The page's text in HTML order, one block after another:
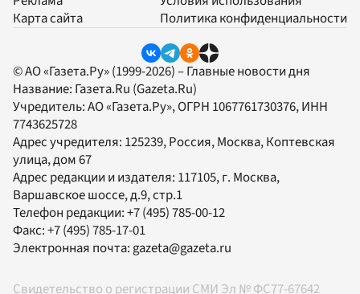
Карта сайта
Политика конфиденциальности
© АО «Газета.Ру» (1999-2026) – Главные новости дня
Название: Газета.Ru (Gazeta.Ru)
Учредитель:АО «Газета.Ру», ОГРН 1067761730376, ИНН
7743625728
Адрес учредителя: 125239, Россия, Москва, Коптевская
улица, дом 67
Адрес редакции и издателя: 117105, г. Москва,
Варшавское шоссе, д.9, стр.1
Телефон редакции:+7 (495) 785-00-12
Факс:+7 (495) 785-17-01
Электронная почта:gazeta@gazeta.ru
Свидетельство о регистрации СМИ Эл № ФС77-67642